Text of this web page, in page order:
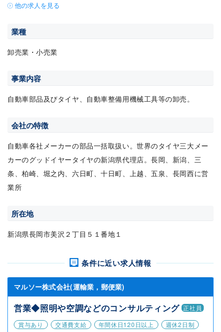
他の求人を見る
業種
卸売業・小売業
事業内容
自動車部品及びタイヤ、自動車整備用機械工具等の卸売。
会社の特徴
自動車各社メーカーの部品一括取扱い。世界のタイヤ三大メー
カーのグッドイヤータイヤの新潟県代理店。長岡、新潟、三
条、柏崎、堀之内、六日町、十日町、上越、五泉、長岡西に営
業所
所在地
新潟県長岡市美沢２丁目５１番地１
条件に近い求人情報
マルソー株式会社(運輸業，郵便業)
営業◆照明や空調などのコンサルティング 正社員
賞与あり
交通費支給 年間休日120日以上 週休2日制